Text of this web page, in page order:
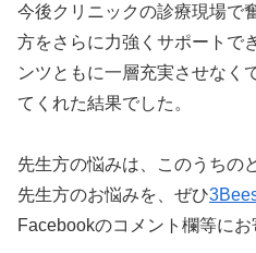
今後クリニックの診療現場で
方をさらに力強くサポートで
ンツともに一層充実させなく
てくれた結果でした。
先生方の悩みは、このうちの
先生方のお悩みを、ぜひ
Facebookのコメント欄等にお